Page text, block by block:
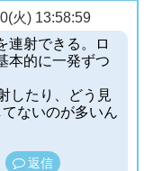
火) 13:58:59
連射できる。ロ
本的に一発ずつ
したり、どう見
ないのが多いん
返信